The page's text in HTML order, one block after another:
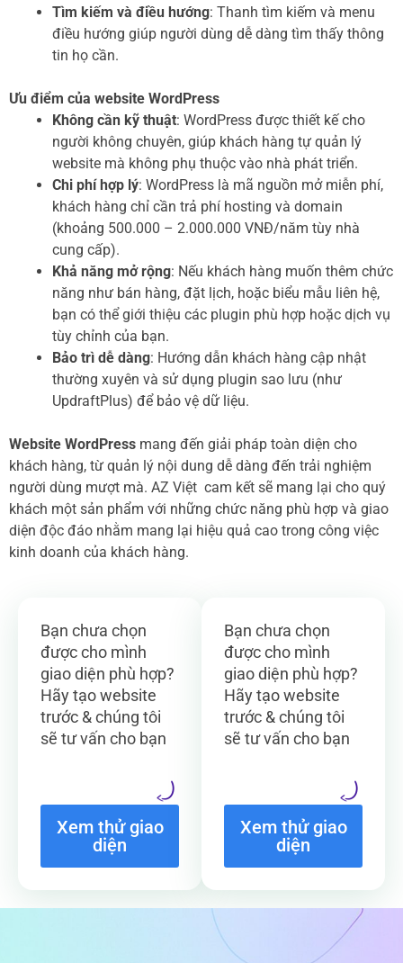
Tìm kiếm và điều hướng: Thanh tìm kiếm và menu
điều hướng giúp người dùng dễ dàng tìm thấy thông
tin họ cần.
Ưu điểm của website WordPress
Không cần kỹ thuật: WordPress được thiết kế cho
người không chuyên, giúp khách hàng tự quản lý
website mà không phụ thuộc vào nhà phát triển.
Chi phí hợp lý: WordPress là mã nguồn mở miễn phí,
khách hàng chỉ cần trả phí hosting và domain
(khoảng 500.000 – 2.000.000 VNĐ/năm tùy nhà
cung cấp).
Khả năng mở rộng: Nếu khách hàng muốn thêm chức
năng như bán hàng, đặt lịch, hoặc biểu mẫu liên hệ,
bạn có thể giới thiệu các plugin phù hợp hoặc dịch vụ
tùy chỉnh của bạn.
Bảo trì dễ dàng: Hướng dẫn khách hàng cập nhật
thường xuyên và sử dụng plugin sao lưu (như
UpdraftPlus) để bảo vệ dữ liệu.
Website WordPress mang đến giải pháp toàn diện cho
khách hàng, từ quản lý nội dung dễ dàng đến trải nghiệm
người dùng mượt mà. AZ Việt cam kết sẽ mang lại cho quý
khách một sản phẩm với những chức năng phù hợp và giao
diện độc đáo nhằm mang lại hiệu quả cao trong công việc
kinh doanh của khách hàng.
Bạn chưa chọn
được cho mình
giao diện phù hợp?
Hãy tạo website
trước & chúng tôi
sẽ tư vấn cho bạn
Xem thử giao
diện
Bạn chưa chọn
được cho mình
giao diện phù hợp?
Hãy tạo website
trước & chúng tôi
sẽ tư vấn cho bạn
Xem thử giao
diện